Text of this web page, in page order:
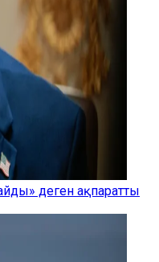
деген ақпаратты